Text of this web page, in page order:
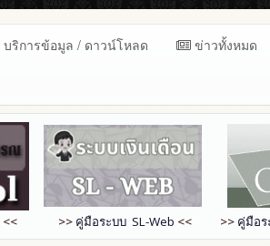
บริการข้อมูล / ดาวน์โหลด ข่าวทั้งหมด
<< >> คู่มือระบบ SL-Web << >> คู่มือร